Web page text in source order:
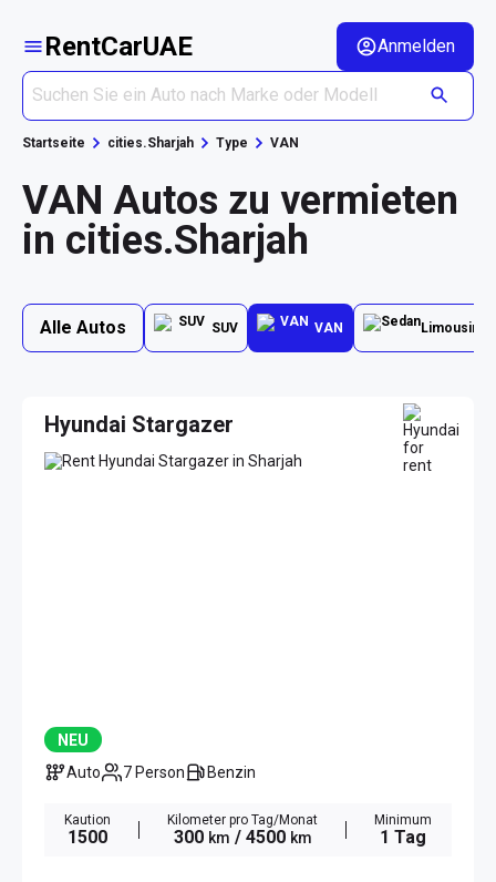
RentCarUAE Anmelden
Startseite cities.Sharjah Type VAN
VAN Autos zu vermieten
in cities.Sharjah
Alle Autos SUV VAN Limousine
Hyundai Stargazer
NEU
Auto
7 Person Benzin
Kaution
1500
Kilometer pro Tag/Monat
300 km / 4500 km
Minimum
1 Tag